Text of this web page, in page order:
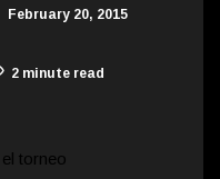
February 20, 2015
2 minute read
el torneo